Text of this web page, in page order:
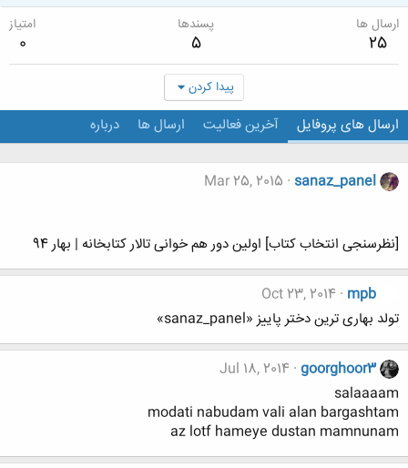
ارسال ها
25
پسندها
5
امتیاز
0
پیدا کردن
ارسال های پروفایل آخرین فعالیت ارسال ها درباره
sanaz_panel
Mar 25, 2015
[نظرسنجی انتخاب کتاب] اولین دور هم خوانی تالار کتابخانه | بهار 94
mpb
Oct 23, 2014
تولد بهاری ترین دختر پاییز «sanaz_panel»
goorghoor3
Jul 18, 2014
salaaaam
modati nabudam vali alan bargashtam
az lotf hameye dustan mamnunam